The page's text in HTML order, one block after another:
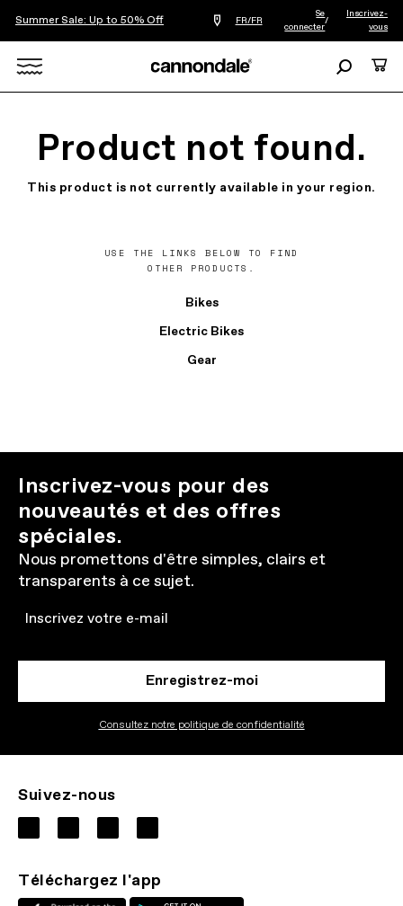
Summer Sale: Up to 50% Off
Trouver
le
plus
FR/FR
Se
connecter
/
Inscrivez-
vous
Recherche
Product not found.
This product is not currently available in your region.
USE THE LINKS BELOW TO FIND
OTHER PRODUCTS.
Bikes
Electric Bikes
Gear
Inscrivez-vous pour des
nouveautés et des offres
spéciales.
Nous promettons d'être simples, clairs et
transparents à ce sujet.
Email
Enregistrez-moi
Consultez notre politique de confidentialité
Suivez-nous
Téléchargez l'app